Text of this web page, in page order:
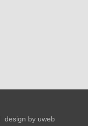
design by uweb